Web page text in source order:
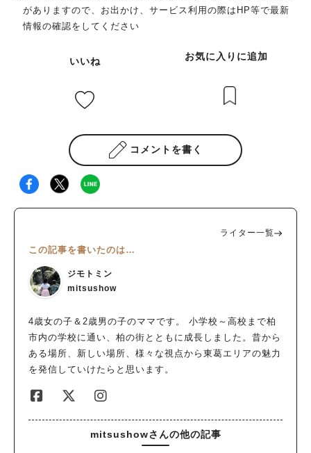
がありますので、お出かけ、サービス利用の際はHP等で最新
情報の確認をしてください
いいね お気に入りに追加
コメントを書く
ライター一覧
この記事を書いたのは…
ジモトミン
mitsushow
4歳女の子＆2歳男の子のママです。 小学校～高校まで柏
市内の学校に通い、柏の街とともに成長しました。昔から
ある場所、新しい場所、様々な視点から東葛エリアの魅力
を発信していけたらと思います。
mitsushowさんの他の記事